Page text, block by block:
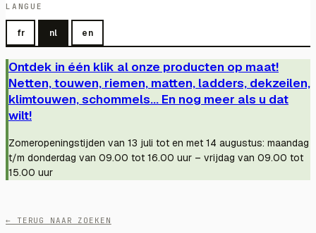
LANGUE
fr nl en
Ontdek in één klik al onze producten op maat!
Netten, touwen, riemen, matten, ladders, dekzeilen,
klimtouwen, schommels... En nog meer als u dat
wilt!
Zomeropeningstijden van 13 juli tot en met 14 augustus: maandag
t/m donderdag van 09.00 tot 16.00 uur – vrijdag van 09.00 tot
15.00 uur
← TERUG NAAR ZOEKEN